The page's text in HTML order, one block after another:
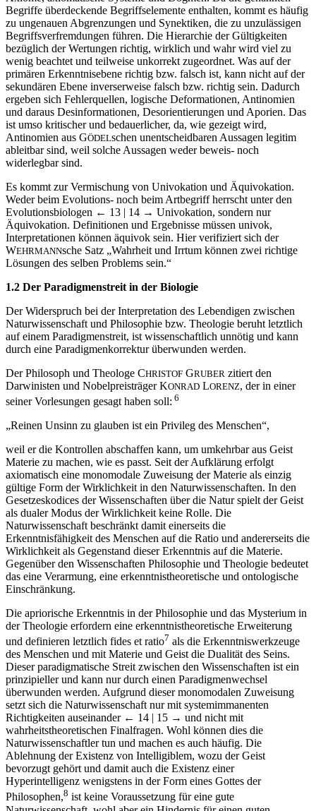
Begriffe überdeckende Begriffselemente enthalten, kommt es häufig
zu ungenauen Abgrenzungen und Synektiken, die zu unzulässigen
Begriffsverfremdungen führen. Die Hierarchie der Gültigkeiten
bezüglich der Wertungen richtig, wirklich und wahr wird viel zu
wenig beachtet und teilweise unkorrekt zugeordnet. Was auf der
primären Erkenntnisebene richtig bzw. falsch ist, kann nicht auf der
sekundären Ebene inverserweise falsch bzw. richtig sein. Dadurch
ergeben sich Fehlerquellen, logische Deformationen, Antinomien
und daraus Desinformationen, Desorientierungen und Aporien. Das
ist umso kritischer und bedauerlicher, da, wie gezeigt wird,
Antinomien aus GÖDELschen unentscheidbaren Aussagen legitim
ableitbar sind, weil solche Aussagen weder beweis- noch
widerlegbar sind.
Es kommt zur Vermischung von Univokation und Äquivokation.
Weder beim Evolutions- noch beim Artbegriff herrscht unter den
Evolutionsbiologen ← 13 | 14 → Univokation, sondern nur
Äquivokation. Definitionen und Ergebnisse müssen univok,
Interpretationen können äquivok sein. Hier verifiziert sich der
WEHRMANNsche Satz „Wahrheit und Irrtum können zwei richtige
Lösungen des selben Problems sein.“
1.2 Der Paradigmenstreit in der Biologie
Der Widerspruch bei der Interpretation des Lebendigen zwischen
Naturwissenschaft und Philosophie bzw. Theologie beruht letztlich
auf einem Paradigmenstreit, ist wissenschaftlich unnötig und kann
durch eine Paradigmenkorrektur überwunden werden.
Der Philosoph und Theologe CHRISTOF GRUBER zitiert den
Darwinisten und Nobelpreisträger KONRAD LORENZ, der in einer
seiner Vorlesungen gesagt haben soll: 6
„Reinen Unsinn zu glauben ist ein Privileg des Menschen“,
weil er die Kontrollen abschaffen kann, um umkehrbar aus Geist
Materie zu machen, wie es passt. Seit der Aufklärung erfolgt
axiomatisch eine monomodale Zuweisung der Materie als einzig
gültige Form der Wirklichkeit in den Naturwissenschaften. In den
Gesetzeskodices der Wissenschaften über die Natur spielt der Geist
als dualer Modus der Wirklichkeit keine Rolle. Die
Naturwissenschaft beschränkt damit einerseits die
Erkenntnisfähigkeit des Menschen auf die Ratio und andererseits die
Wirklichkeit als Gegenstand dieser Erkenntnis auf die Materie.
Gegenüber den Wissenschaften Philosophie und Theologie bedeutet
das eine Verarmung, eine erkenntnistheoretische und ontologische
Einschränkung.
Die apriorische Erkenntnis in der Philosophie und das Mysterium in
der Theologie erfordern eine erkenntnistheoretische Erweiterung
und definieren letztlich fides et ratio7 als die Erkenntniswerkzeuge
des Menschen und mit Materie und Geist die Dualität des Seins.
Dieser paradigmatische Streit zwischen den Wissenschaften ist ein
prinzipieller und kann nur durch einen Paradigmenwechsel
überwunden werden. Aufgrund dieser monomodalen Zuweisung
setzt sich die Naturwissenschaft nur mit systemimmanenten
Richtigkeiten auseinander ← 14 | 15 → und nicht mit
wahrheitstheoretischen Finalfragen. Wohl können dies die
Naturwissenschaftler tun und machen es auch häufig. Die
Ablehnung der Existenz von Intelligiblem, wozu der Geist
bevorzugt gehört und damit auch die Existenz einer
Hyperintelligenz wenigstens in der Form eines Gottes der
Philosophen,8 ist keine Voraussetzung für eine gute